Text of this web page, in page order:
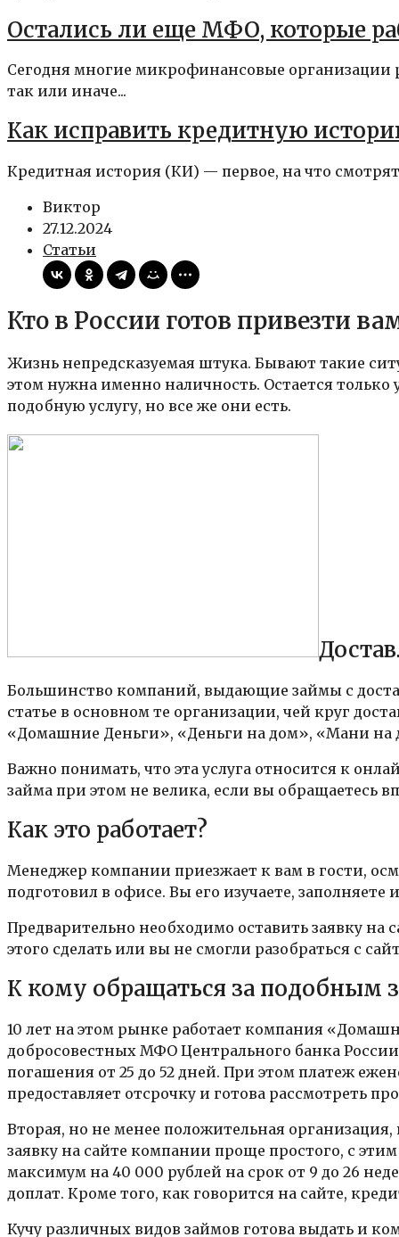
Остались ли еще МФО, которые
Сегодня многие микрофинансовые организации
так или иначе...
Как исправить кредитную
Кредитная история (КИ) — первое, на что
Виктор
27.12.2024
Статьи
Кто в России готов привезти
Жизнь непредсказуемая штука. Бывают такие
этом нужна именно наличность. Остается только
подобную услугу, но все же они есть.
Большинство компаний, выдающие займы с
статье в основном те организации, чей круг
«Домашние Деньги», «Деньги на дом», «Мани на
Важно понимать, что эта услуга относится к
займа при этом не велика, если вы обращаетесь
Как это работает?
Менеджер компании приезжает к вам в гости,
подготовил в офисе. Вы его изучаете,
Предварительно необходимо оставить заявку
этого сделать или вы не смогли разобраться с
К кому обращаться за подобным
10 лет на этом рынке работает компания
добросовестных МФО Центрального банка
погашения от 25 до 52 дней. При этом платеж
предоставляет отсрочку и готова рассмотреть
Вторая, но не менее положительная
заявку на сайте компании проще простого, с
максимум на 40 000 рублей на срок от 9 до 26
доплат. Кроме того, как говорится на сайте,
Кучу различных видов займов готова выдать и